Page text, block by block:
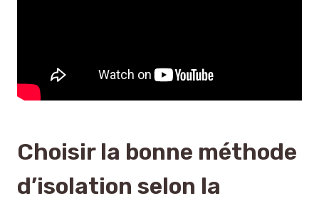
Choisir la bonne méthode
d’isolation selon la